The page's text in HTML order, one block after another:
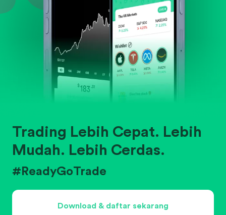
Trading Lebih Cepat. Lebih
Mudah. Lebih Cerdas.
#ReadyGoTrade
Download & daftar sekarang